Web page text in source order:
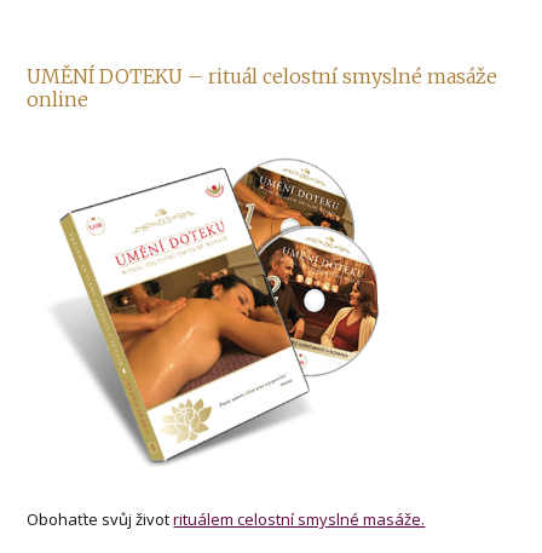
UMĚNÍ DOTEKU – rituál celostní smyslné masáže
online
Obohaťte svůj životrituálem celostní smyslné masáže.